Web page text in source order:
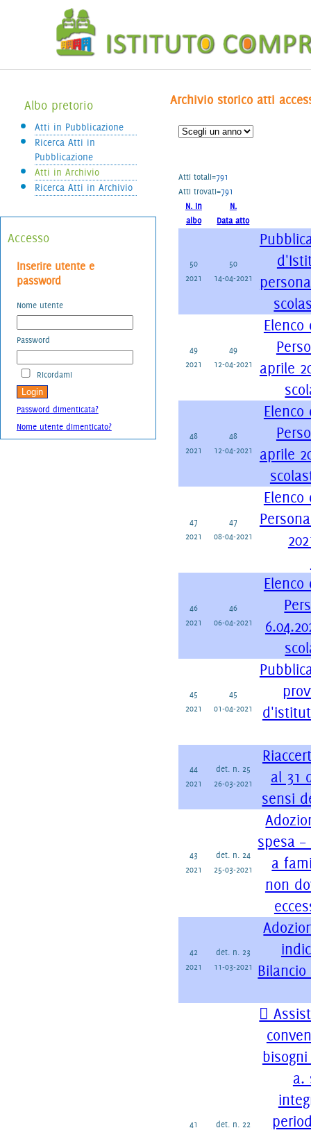
Albo pretorio
Atti in Pubblicazione
Ricerca Atti in
Pubblicazione
Atti in Archivio
Ricerca Atti in Archivio
Accesso
Inserire utente e
password
Nome utente
Password
Ricordami
Password dimenticata?
Nome utente dimenticato?
Archivio storico atti
Atti totali=791
Atti trovati=791
N. in
albo
N.
Data atto
50
2021
50
14-04-2021
49
2021
49
12-04-2021
aprile
48
2021
48
12-04-2021
aprile
47
2021
47
08-04-2021
46
2021
46
06-04-2021
45
2021
45
01-04-2021
44
2021
det. n. 25
26-03-2021
al 31
sensi
43
2021
det. n. 24
25-03-2021
spesa
a
non
42
2021
det. n. 23
11-03-2021
41
det. n. 22

a.